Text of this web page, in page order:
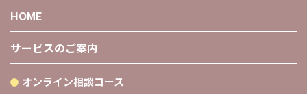
HOME
サービスのご案内
オンライン相談コース